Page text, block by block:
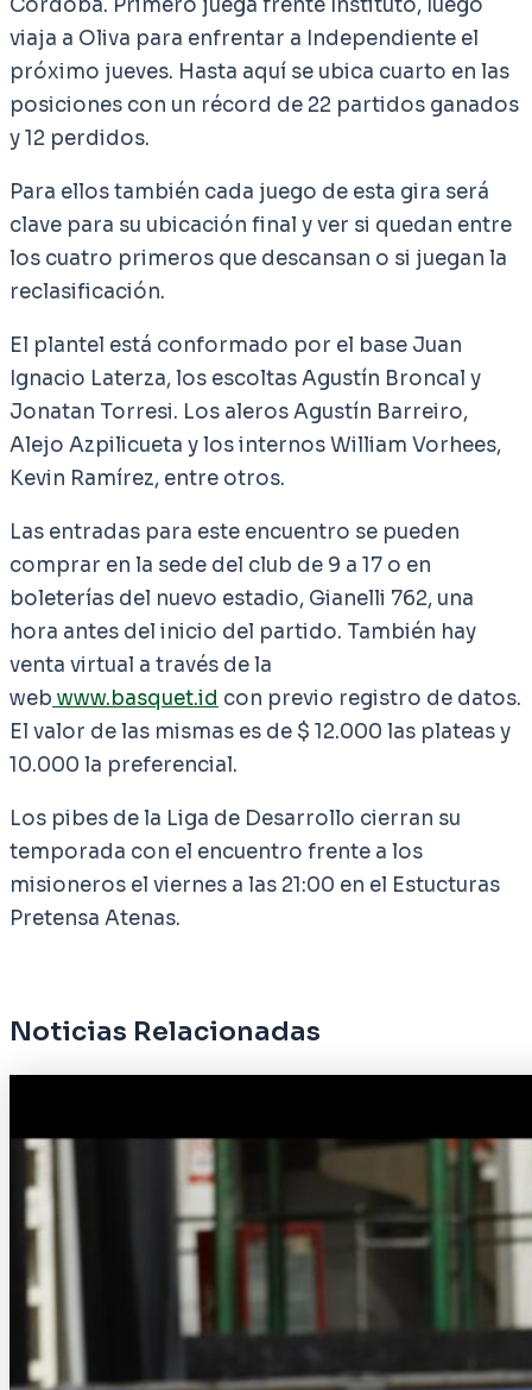
viaja a Oliva para enfrentar a Independiente el
próximo jueves. Hasta aquí se ubica cuarto en las
posiciones con un récord de 22 partidos ganados
y 12 perdidos.
Para ellos también cada juego de esta gira será
clave para su ubicación final y ver si quedan entre
los cuatro primeros que descansan o si juegan la
reclasificación.
El plantel está conformado por el base Juan
Ignacio Laterza, los escoltas Agustín Broncal y
Jonatan Torresi. Los aleros Agustín Barreiro,
Alejo Azpilicueta y los internos William Vorhees,
Kevin Ramírez, entre otros.
Las entradas para este encuentro se pueden
comprar en la sede del club de 9 a 17 o en
boleterías del nuevo estadio, Gianelli 762, una
hora antes del inicio del partido. También hay
venta virtual a través de la
web www.basquet.id con previo registro de datos.
El valor de las mismas es de $ 12.000 las plateas y
10.000 la preferencial.
Los pibes de la Liga de Desarrollo cierran su
temporada con el encuentro frente a los
misioneros el viernes a las 21:00 en el Estucturas
Pretensa Atenas.
Noticias Relacionadas